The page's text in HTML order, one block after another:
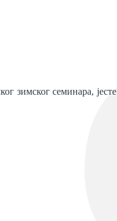
зимског семинара, јесте